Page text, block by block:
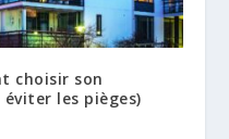
choisir son
les pièges)